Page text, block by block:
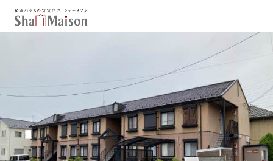
北海道 東北
関東
中部
関西
中国・四国